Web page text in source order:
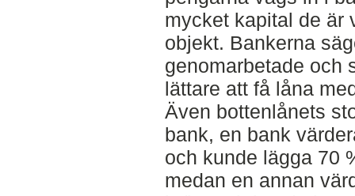
mycket kapital de är
objekt. Bankerna
genomarbetade och
lättare att få låna
Även bottenlånets
bank, en bank
och kunde lägga 70
medan en annan